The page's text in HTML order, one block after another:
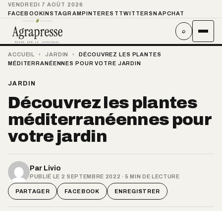
VENDREDI 7 AOÛT 2026
FACEBOOKINSTAGRAMPINTEREST TWITTER SNAPCHAT
⌕
ACCUEIL › JARDIN ›
DÉCOUVREZ LES PLANTES
MÉDITERRANÉENNES POUR VOTRE JARDIN
JARDIN
Découvrez les plantes
méditerranéennes pour
votre jardin
Par Livio
PUBLIÉ LE 2 SEPTEMBRE 2022 · 5 MIN DE LECTURE
PARTAGER FACEBOOK ENREGISTRER